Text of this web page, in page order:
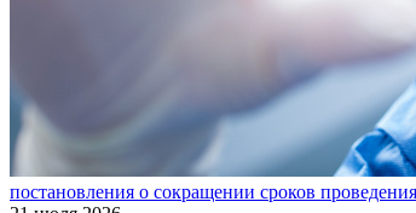
постановления о сокращении сроков